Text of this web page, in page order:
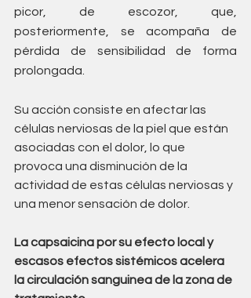
picor, de escozor, que,
posteriormente, se acompaña de
pérdida de sensibilidad de forma
prolongada.
Su acción consiste en afectar las
células nerviosas de la piel que están
asociadas con el dolor, lo que
provoca una disminución de la
actividad de estas células nerviosas y
una menor sensación de dolor.
La capsaicina por su efecto local y
escasos efectos sistémicos acelera
la circulación sanguinea de la zona de